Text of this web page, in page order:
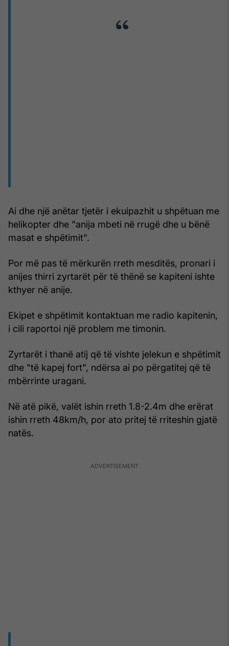
Ai dhe një anëtar tjetër i ekuipazhit u shpëtuan me
helikopter dhe "anija mbeti në rrugë dhe u bënë
masat e shpëtimit".
Por më pas të mërkurën rreth mesditës, pronari i
anijes thirri zyrtarët për të thënë se kapiteni ishte
kthyer në anije.
Ekipet e shpëtimit kontaktuan me radio kapitenin,
i cili raportoi një problem me timonin.
Zyrtarët i thanë atij që të vishte jelekun e shpëtimit
dhe "të kapej fort", ndërsa ai po përgatitej që të
mbërrinte uragani.
Në atë pikë, valët ishin rreth 1.8-2.4m dhe erërat
ishin rreth 48km/h, por ato pritej të rriteshin gjatë
natës.